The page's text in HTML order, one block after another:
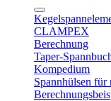
CLAMPEX
Berechnung
Taper-
Kompedium
Spannhülsen für